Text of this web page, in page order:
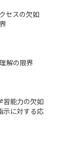
セスの欠如
解の限界
習能力の欠如
示に対する応